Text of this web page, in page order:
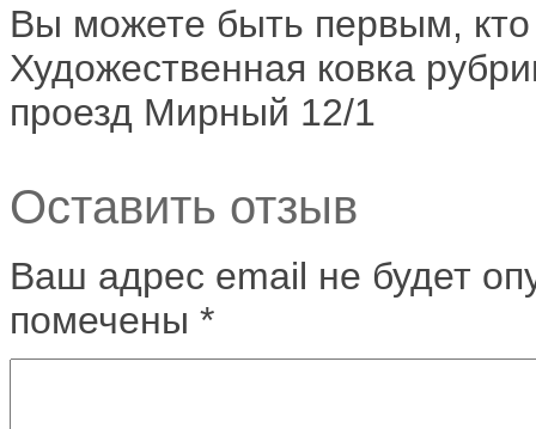
Вы можете быть первым,
Художественная ковка
проезд Мирный 12/1
Оставить отзыв
Ваш адрес email не будет
помечены *